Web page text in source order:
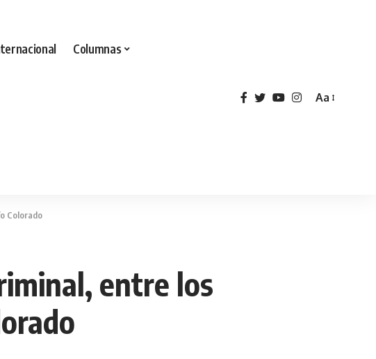
Columnas
Aa
Colorado
entre los